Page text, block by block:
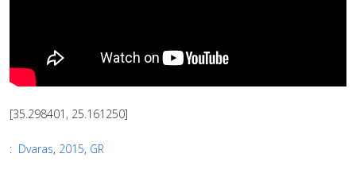
[35.298401, 25.161250]
: Dvaras, 2015, GR